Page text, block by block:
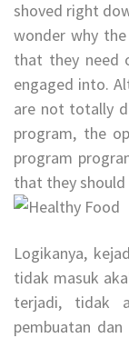
shoved right
wonder why
that they need
engaged into.
are not totally
program, the
program
that they
Logikanya,
tidak masuk
terjadi, tidak
pembuatan